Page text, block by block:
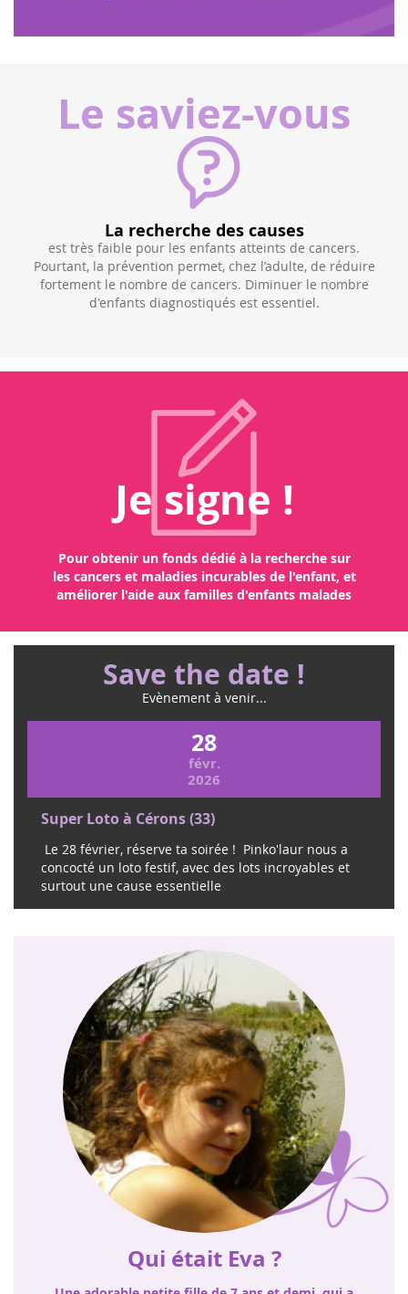
Le saviez-vous
La recherche des causes
est très faible pour les enfants atteints de cancers.
Pourtant, la prévention permet, chez l’adulte, de réduire
fortement le nombre de cancers. Diminuer le nombre
d'enfants diagnostiqués est essentiel.
Je signe !
Pour obtenir un fonds dédié à la recherche sur
les cancers et maladies incurables de l'enfant, et
améliorer l'aide aux familles d'enfants malades
Save the date !
Evènement à venir...
28
févr.
2026
Super Loto à Cérons (33)
Le 28 février, réserve ta soirée ! Pinko'laur nous a
concocté un loto festif, avec des lots incroyables et
surtout une cause essentielle
Qui était Eva ?